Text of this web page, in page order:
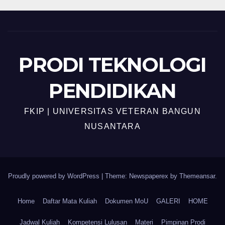
PRODI TEKNOLOGI
PENDIDIKAN
FKIP | UNIVERSITAS VETERAN BANGUN
NUSANTARA
Proudly powered by WordPress Theme: Newspaperex by Themeansar.
Home Daftar Mata Kuliah Dokumen MoU GALERI HOME
Jadwal Kuliah Kompetensi Lulusan Materi Pimpinan Prodi